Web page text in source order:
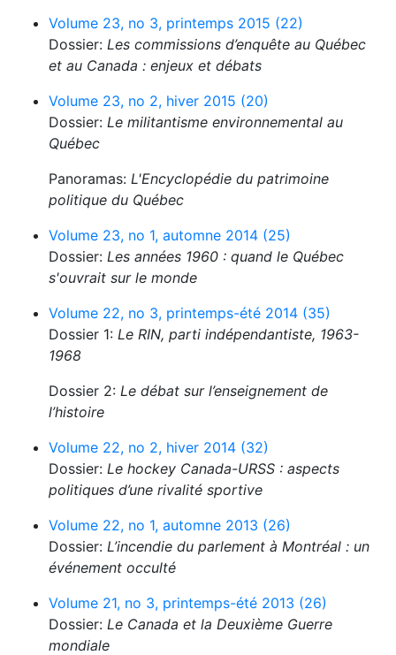
Volume 23, no 3, printemps 2015 (22)
Dossier: Les commissions d’enquête au Québec
et au Canada : enjeux et débats
Volume 23, no 2, hiver 2015 (20)
Dossier: Le militantisme environnemental au
Québec
Panoramas: L'Encyclopédie du patrimoine
politique du Québec
Volume 23, no 1, automne 2014 (25)
Dossier: Les années 1960 : quand le Québec
s'ouvrait sur le monde
Volume 22, no 3, printemps-été 2014 (35)
Dossier 1: Le RIN, parti indépendantiste, 1963-
1968
Dossier 2: Le débat sur l’enseignement de
l’histoire
Volume 22, no 2, hiver 2014 (32)
Dossier: Le hockey Canada-URSS : aspects
politiques d’une rivalité sportive
Volume 22, no 1, automne 2013 (26)
Dossier: L’incendie du parlement à Montréal : un
événement occulté
Volume 21, no 3, printemps-été 2013 (26)
Dossier: Le Canada et la Deuxième Guerre
mondiale